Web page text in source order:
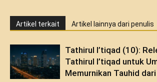
Artikel terkait Artikel lainnya dari penulis
Tathirul I’tiqad (10):
Tathirul I’tiqad untuk
Memurnikan Tauhid